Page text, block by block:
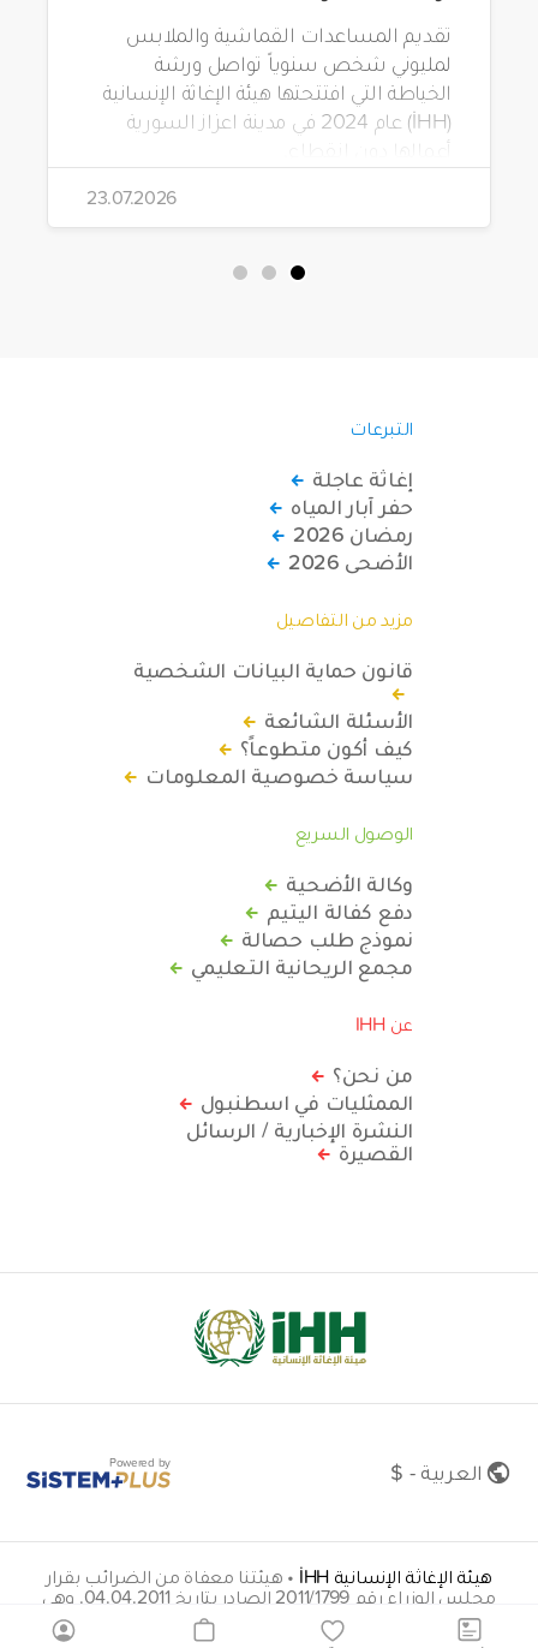
تقديم المساعدات القماشية والملابس
لمليوني شخص سنوياً تواصل ورشة
الخياطة التي افتتحتها هيئة الإغاثة الإنسانية
(İHH) عام 2024 في مدينة اعزاز السورية
أعمالها دون انقطاع.
23.07.2026
التبرعات
إغاثة عاجلة
حفر آبار المياه
رمضان 2026
الأضحى 2026
مزيد من التفاصيل
قانون حماية البيانات الشخصية
الأسئلة الشائعة
كيف أكون متطوعاً؟
سياسة خصوصية المعلومات
الوصول السريع
وكالة الأضحية
دفع كفالة اليتيم
نموذج طلب حصالة
مجمع الريحانية التعليمي
عن IHH
من نحن؟
الممثليات في اسطنبول
النشرة الإخبارية / الرسائل
القصيرة
العربية - $ Powered by
هيئة الإغاثة الإنسانية İHH • هيئتنا معفاة من الضرائب بقرار
مجلس الوزراء رقم 2011/1799 الصادر بتاريخ 04.04.2011. وهي
واحدة من المؤسسات التي يمكنها تحصيل المساعدات دون إذن
بموجب القرار رقم 2013/4588 والصادر بتاريخ 01.04.2013